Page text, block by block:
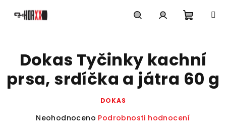
košík
Dokas Tyčinky kachní
prsa, srdíčka a játra 60 g
DOKAS
PrůměrnéNeohodnoceno Podrobnosti hodnocení